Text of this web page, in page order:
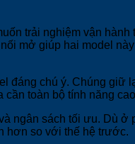
trải nghiệm vận
mở giúp hai model
đáng chú ý. Chúng
toàn bộ tính năng cao
ngân sách tối ưu. Dù
hơn so với thế hệ trước.